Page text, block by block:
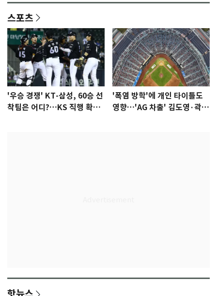
스포츠
'우승 경쟁' KT-삼성, 60승 선
착팀은 어디?…KS 직행 확률
'폭염 방학'에 개인 타이틀도
영향…'AG 차출' 김도영·곽빈
핫뉴스